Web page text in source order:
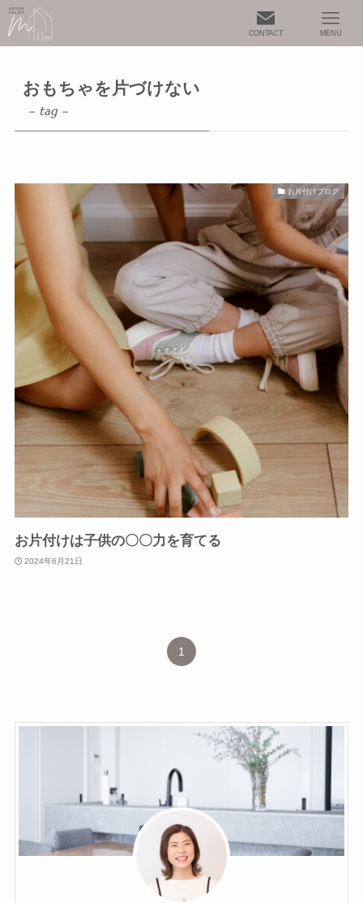
CONTACT MENU
おもちゃを片づけない
– tag –
お片付けブログ
お片付けは子供の〇〇力を育てる
2024年6月21日
1